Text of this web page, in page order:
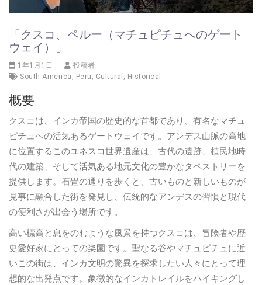
「クスコ、ペルー（マチュピチュへのゲート
ウェイ）」
1年1月1日
投稿者
South America , Peru , Cultural , Historical
概要
クスコは、インカ帝国の歴史的な首都であり、有名なマチュ
ピチュへの活気あるゲートウェイです。アンデス山脈の高地
に位置するこのユネスコ世界遺産は、古代の遺跡、植民地時
代の建築、そして活気ある地元文化の豊かなタペストリーを
提供します。石畳の通りを歩くと、古いものと新しいものが
見事に融合した街を発見し、伝統的なアンデスの習慣と現代
の便利さが出会う場所です。
高い標高と息をのむような風景を持つクスコは、冒険者や歴
史愛好家にとっての楽園です。聖なる谷やマチュピチュに近
いこの街は、インカ文明の驚異を探求したい人々にとって理
想的な出発点です。象徴的なインカトレイルをハイキングし